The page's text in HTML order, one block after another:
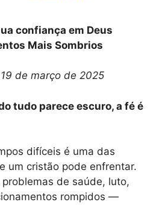
confiança em Deus
Mais Sombrios
de março de 2025
tudo parece escuro, a fé é
difíceis é uma das
um cristão pode enfrentar.
de saúde, luto,
rompidos —